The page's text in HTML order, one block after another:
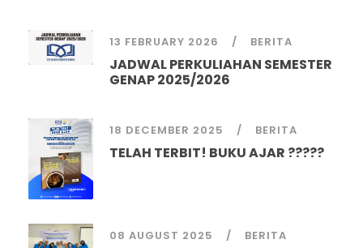
13 FEBRUARY 2026 BERITA
JADWAL PERKULIAHAN SEMESTER
GENAP 2025/2026
18 DECEMBER 2025 BERITA
TELAH TERBIT! BUKU AJAR ?????
08 AUGUST 2025 BERITA